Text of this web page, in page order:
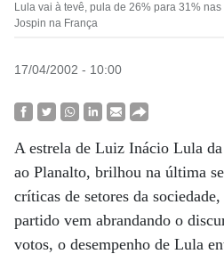
Lula vai à tevê, pula de 26% para 31%
Jospin na França
17/04/2002 - 10:00
A estrela de Luiz Inácio Lula
ao Planalto, brilhou na última
críticas de setores da
partido vem abrandando o
votos, o desempenho de Lula